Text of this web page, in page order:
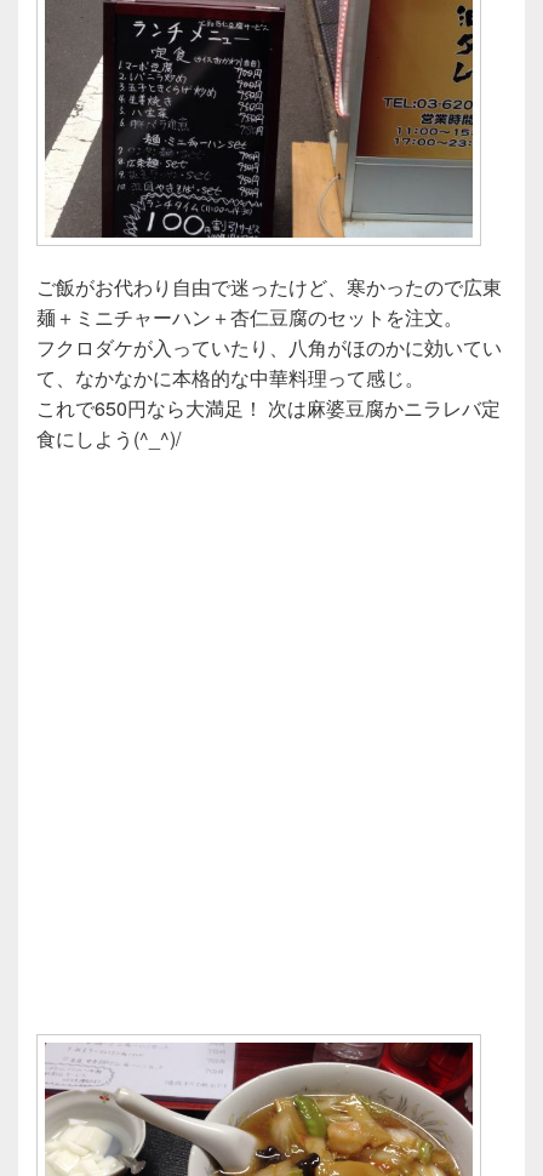
ご飯がお代わり自由で迷ったけど、寒かったので広東
麺＋ミニチャーハン＋杏仁豆腐のセットを注文。
フクロダケが入っていたり、八角がほのかに効いてい
て、なかなかに本格的な中華料理って感じ。
これで650円なら大満足！ 次は麻婆豆腐かニラレバ定
食にしよう(^_^)/